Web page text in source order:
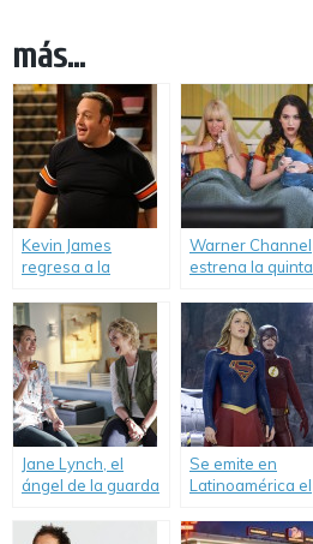
más...
Kevin James
regresa a la
Warner Channel
estrena la quinta
Broke Girls».
Jane Lynch, el
ángel de la guarda
un infierno.
Se emite en
Latinoamérica el
crossover entre